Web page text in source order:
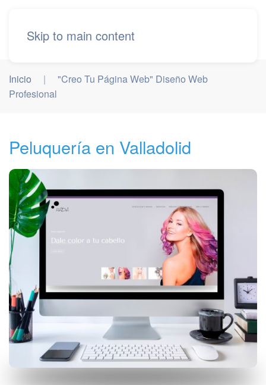
Skip to main content
Inicio
"Creo Tu Página Web" Diseño Web
Profesional
Peluquería en Valladolid